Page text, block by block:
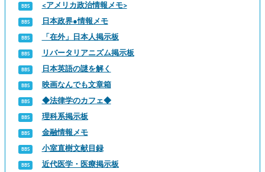
<アメリカ政治情報メモ>
日本政界●情報メモ
「在外」日本人掲示板
リバータリアニズム掲示板
日本英語の謎を解く
映画なんでも文章箱
◆法律学のカフェ◆
理科系掲示板
金融情報メモ
小室直樹文献目録
近代医学・医療掲示板